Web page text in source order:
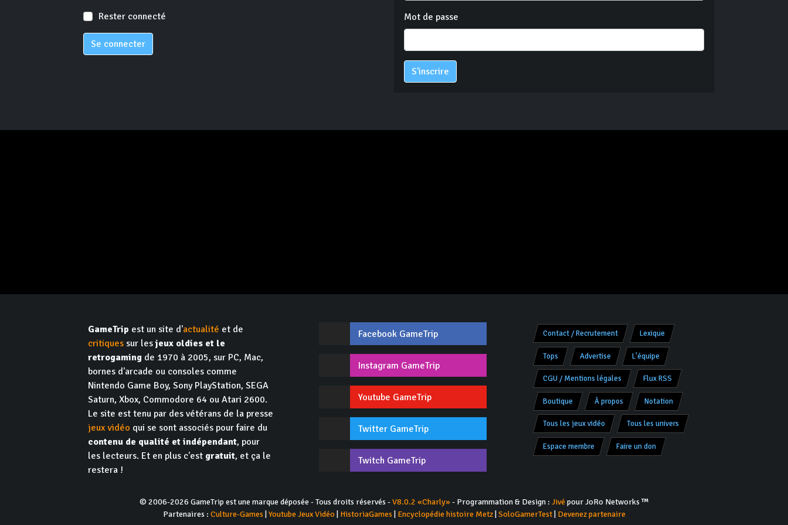
Rester connecté
Se connecter
Mot de passe
S'inscrire
GameTrip est un site d'actualité et de
critiques sur lesjeux oldies et le
retrogaming de 1970 à 2005, sur PC, Mac,
bornes d'arcade ou consoles comme
Nintendo Game Boy, Sony PlayStation, SEGA
Saturn, Xbox, Commodore 64 ou Atari 2600.
Le site est tenu par des vétérans de la presse
jeux vidéo qui se sont associés pour faire du
contenu de qualité et indépendant, pour
les lecteurs. Et en plus c'est gratuit, et ça le
restera !
Facebook GameTrip
Instagram GameTrip
Youtube GameTrip
Twitter GameTrip
Twitch GameTrip
Contact / Recrutement Lexique
Tops Advertise L'équipe
CGU / Mentions légales Flux RSS
Boutique À propos Notation
Tous les jeux vidéo Tous les univers
Espace membre Faire un don
© 2006-2026 GameTrip est une marque déposée - Tous droits réservés -V8.0.2 «Charly»- Programmation & Design : Jivépour JoRo Networks ™
Partenaires : Culture-Games Youtube Jeux Vidéo| HistoriaGames Encyclopédie histoire Metz| SoloGamerTest| Devenez partenaire